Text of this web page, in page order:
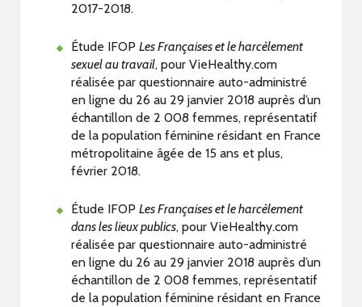
2017-2018.
Étude IFOP Les Françaises et le harcèlement
sexuel au travail, pour VieHealthy.com
réalisée par questionnaire auto-administré
en ligne du 26 au 29 janvier 2018 auprès d’un
échantillon de 2 008 femmes, représentatif
de la population féminine résidant en France
métropolitaine âgée de 15 ans et plus,
février 2018.
Étude IFOP Les Françaises et le harcèlement
dans les lieux publics, pour VieHealthy.com
réalisée par questionnaire auto-administré
en ligne du 26 au 29 janvier 2018 auprès d’un
échantillon de 2 008 femmes, représentatif
de la population féminine résidant en France